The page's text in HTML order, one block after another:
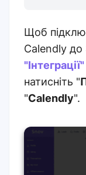
Щоб
Calendly до
натисніть "
"Calendly".